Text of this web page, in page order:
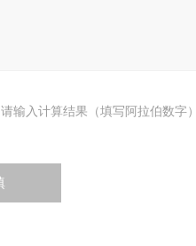
请输入计算结果（填写阿拉伯数字